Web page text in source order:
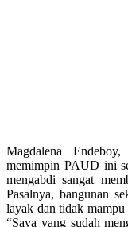
Magdalena
memimpin PAUD ini
mengabdi sangat
Pasalnya, bangunan
layak dan tidak
“Saya yang sudah